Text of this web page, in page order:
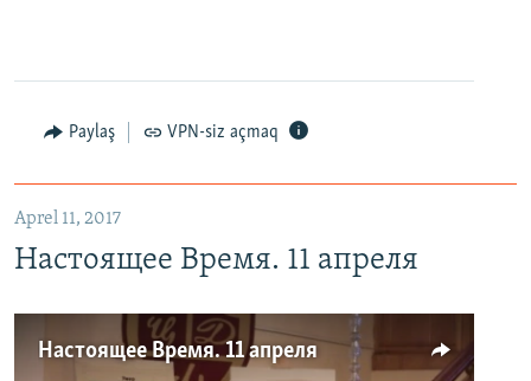
Paylaş VPN-siz açmaq
Aprel 11, 2017
Настоящее Время. 11 апреля
Настоящее Время. 11 апреля